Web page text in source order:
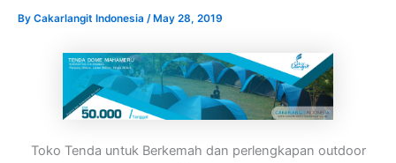
By Cakarlangit Indonesia / May 28, 2019
Toko Tenda untuk Berkemah dan perlengkapan outdoor